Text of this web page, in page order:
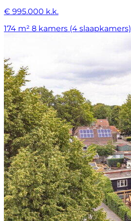
€ 995.000 k.k.
174 m² 8 kamers (4 slaapkamers)